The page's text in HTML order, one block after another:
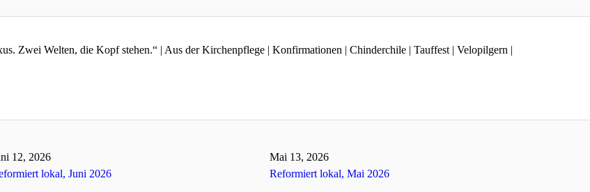
Zwei Welten, die Kopf stehen.“ | Aus der Kirchenpflege | Konfirmationen | Chinderchile | Tauffest | Velopilgern |
12, 2026
lokal, Juni 2026
Mai 13, 2026
Reformiert lokal, Mai 2026